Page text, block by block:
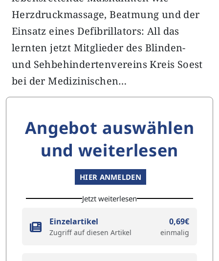
Herzdruckmassage, Beatmung und der
Einsatz eines Defibrillators: All das
lernten jetzt Mitglieder des Blinden-
und Sehbehindertenvereins Kreis Soest
bei der Medizinischen…
Angebot auswählen
und weiterlesen
HIER ANMELDEN
Jetzt weiterlesen
Einzelartikel
Zugriff auf diesen Artikel
0,69€
einmalig